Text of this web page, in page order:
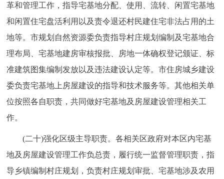
革和管理工作，指导宅基地分配、使用、流转、闲置宅基地
和闲置住宅盘活利用以及责令退还村民建住宅非法占用的土
地等。市规划自然资源委负责指导村庄规划编制及宅基地合
理布局、宅基地建房审核报批、房地一体确权登记颁证、标
准建筑图集编制发放以及违法建设认定等。市住房城乡建设
委负责宅基地上房屋建设的指导和技术服务等。其他相关单
位按照各自职责，共同做好宅基地及房屋建设管理相关工
作。
(二十)强化区级主导职责。各相关区政府对本区内宅基
地及房屋建设管理工作负总责，履行统一监督管理职责，指
导乡镇编制村庄规划，负责村庄规划审批、宅基地涉及农用